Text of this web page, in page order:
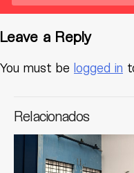
Leave a Reply
You must be logged in
Relacionados